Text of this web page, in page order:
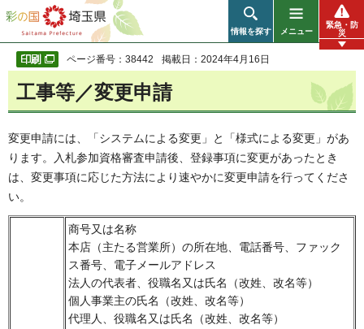
彩の国 埼玉県
情報を探す メニュー
緊急・防
災
ページ番号：38442 掲載日：2024年4月16日
工事等／変更申請
変更申請には、「システムによる変更」と「様式による変更」があ
ります。入札参加資格審査申請後、登録事項に変更があったとき
は、変更事項に応じた方法により速やかに変更申請を行ってくださ
い。
商号又は名称
本店（主たる営業所）の所在地、電話番号、ファック
ス番号、電子メールアドレス
法人の代表者、役職名又は氏名（改姓、改名等）
個人事業主の氏名（改姓、改名等）
代理人、役職名又は氏名（改姓、改名等）